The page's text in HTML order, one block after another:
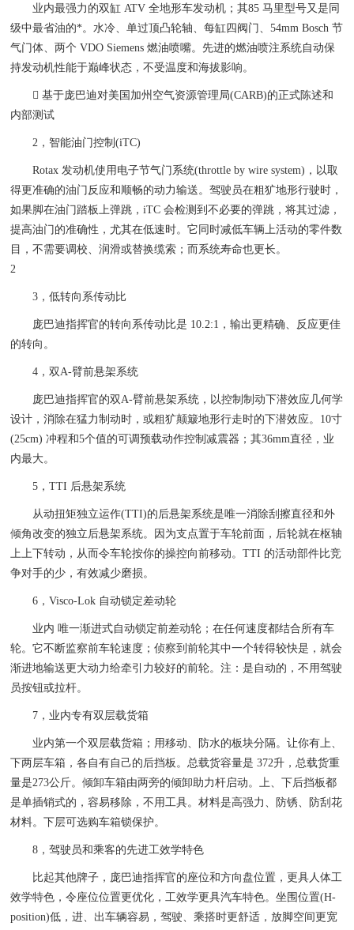
业内最强力的双缸 ATV 全地形车发动机；其85 马里型号又是同
级中最省油的*。水冷、单过顶凸轮轴、每缸四阀门、54mm Bosch 节
气门体、两个 VDO Siemens 燃油喷嘴。先进的燃油喷注系统自动保
持发动机性能于巅峰状态，不受温度和海拔影响。
 基于庞巴迪对美国加州空气资源管理局(CARB)的正式陈述和
内部测试
2，智能油门控制(iTC)
Rotax 发动机使用电子节气门系统(throttle by wire system)，以取
得更准确的油门反应和顺畅的动力输送。驾驶员在粗犷地形行驶时，
如果脚在油门踏板上弹跳，iTC 会检测到不必要的弹跳，将其过滤，
提高油门的准确性，尤其在低速时。它同时减低车辆上活动的零件数
目，不需要调校、润滑或替换缆索；而系统寿命也更长。
2
3，低转向系传动比
庞巴迪指挥官的转向系传动比是 10.2:1，输出更精确、反应更佳
的转向。
4，双A-臂前悬架系统
庞巴迪指挥官的双A-臂前悬架系统，以控制制动下潜效应几何学
设计，消除在猛力制动时，或粗犷颠簸地形行走时的下潜效应。10寸
(25cm) 冲程和5个值的可调预载动作控制减震器；其36mm直径，业
内最大。
5，TTI 后悬架系统
从动扭矩独立运作(TTI)的后悬架系统是唯一消除刮擦直径和外
倾角改变的独立后悬架系统。因为支点置于车轮前面，后轮就在枢轴
上上下转动，从而令车轮按你的操控向前移动。TTI 的活动部件比竞
争对手的少，有效减少磨损。
6，Visco-Lok 自动锁定差动轮
业内 唯一渐进式自动锁定前差动轮；在任何速度都结合所有车
轮。它不断监察前车轮速度；侦察到前轮其中一个转得较快是，就会
渐进地输送更大动力给牵引力较好的前轮。注：是自动的，不用驾驶
员按钮或拉杆。
7，业内专有双层载货箱
业内第一个双层载货箱；用移动、防水的板块分隔。让你有上、
下两层车箱，各自有自己的后挡板。总载货容量是 372升，总载货重
量是273公斤。倾卸车箱由两旁的倾卸助力杆启动。上、下后挡板都
是单插销式的，容易移除，不用工具。材料是高强力、防锈、防刮花
材料。下层可选购车箱锁保护。
8，驾驶员和乘客的先进工效学特色
比起其他牌子，庞巴迪指挥官的座位和方向盘位置，更具人体工
效学特色，令座位位置更优化，工效学更具汽车特色。坐围位置(H-
position)低，进、出车辆容易，驾驶、乘搭时更舒适，放脚空间更宽